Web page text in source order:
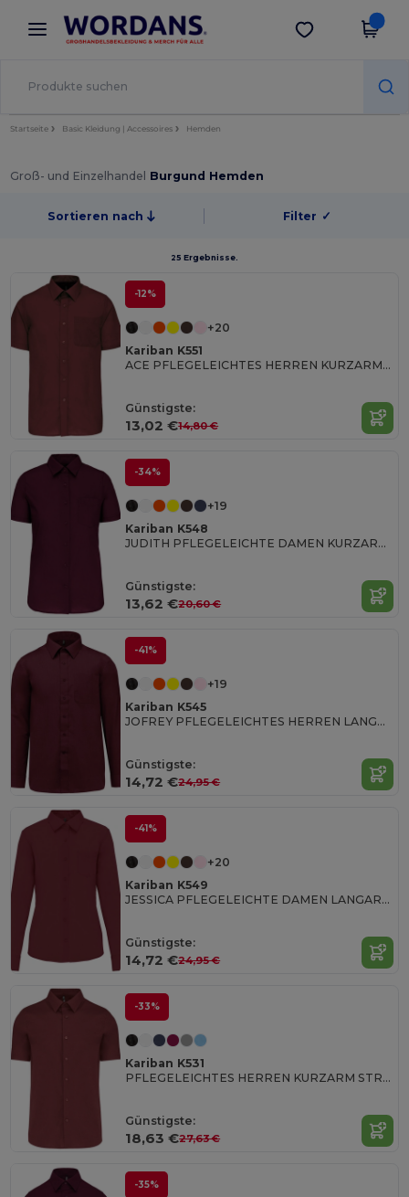
× Wordans App
Bessere Preise in der App!
App holen
Startseite Basic Kleidung | Accessoires Hemden
Groß- und Einzelhandel Burgund Hemden
Sortieren nach Filter ✓
25 Ergebnisse.
-12%
+20
Kariban K551
ACE PFLEGELEICHTES HERREN KURZARM 65/35 HEMD
Günstigste:
13,02 €14,80 €
-34%
+19
Kariban K548
JUDITH PFLEGELEICHTE DAMEN KURZARM 65/35 BLUSE
Günstigste:
13,62 €20,60 €
-41%
+19
Kariban K545
JOFREY PFLEGELEICHTES HERREN LANGARM 65/35 HEMD
Günstigste:
14,72 €24,95 €
-41%
+20
Kariban K549
JESSICA PFLEGELEICHTE DAMEN LANGARM 65/35 BLUSE
Günstigste:
14,72 €24,95 €
-33%
Kariban K531
PFLEGELEICHTES HERREN KURZARM STRETCH HEMD
Günstigste:
18,63 €27,63 €
-35%